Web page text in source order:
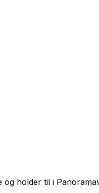
holder til i